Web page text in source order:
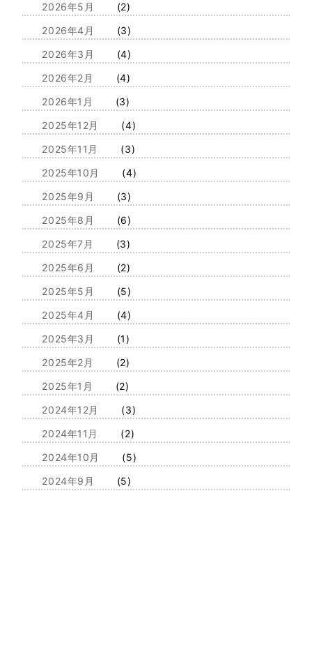
2026年5月
(2)
2026年4月
(3)
2026年3月
(4)
2026年2月
(4)
2026年1月
(3)
2025年12月
(4)
2025年11月
(3)
2025年10月
(4)
2025年9月
(3)
2025年8月
(6)
2025年7月
(3)
2025年6月
(2)
2025年5月
(5)
2025年4月
(4)
2025年3月
(1)
2025年2月
(2)
2025年1月
(2)
2024年12月
(3)
2024年11月
(2)
2024年10月
(5)
2024年9月
(5)